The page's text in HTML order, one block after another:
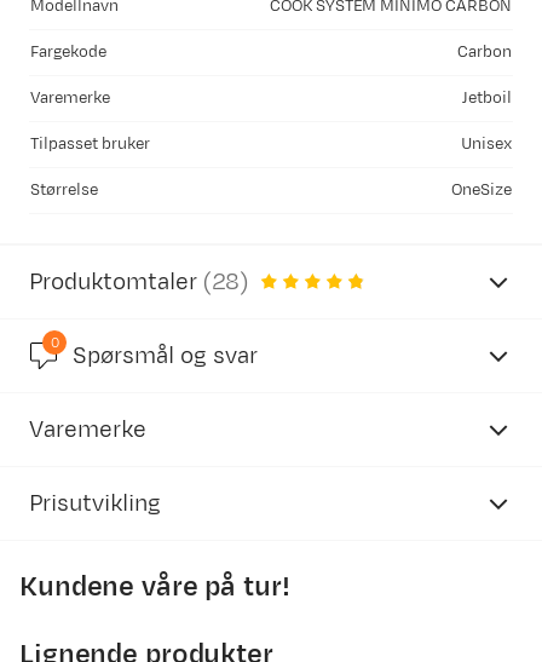
Modellnavn COOK SYSTEM MINIMO CARBON
Fargekode Carbon
Varemerke Jetboil
Tilpasset bruker Unisex
Størrelse OneSize
Produktomtaler (28)
4.8
Lise Bekreftet kjøper
Kjøpt størrelse: 1SIZE
0 Spørsmål og svar
Varemerke
Prisutvikling
3000
3500
Kundene våre på tur!